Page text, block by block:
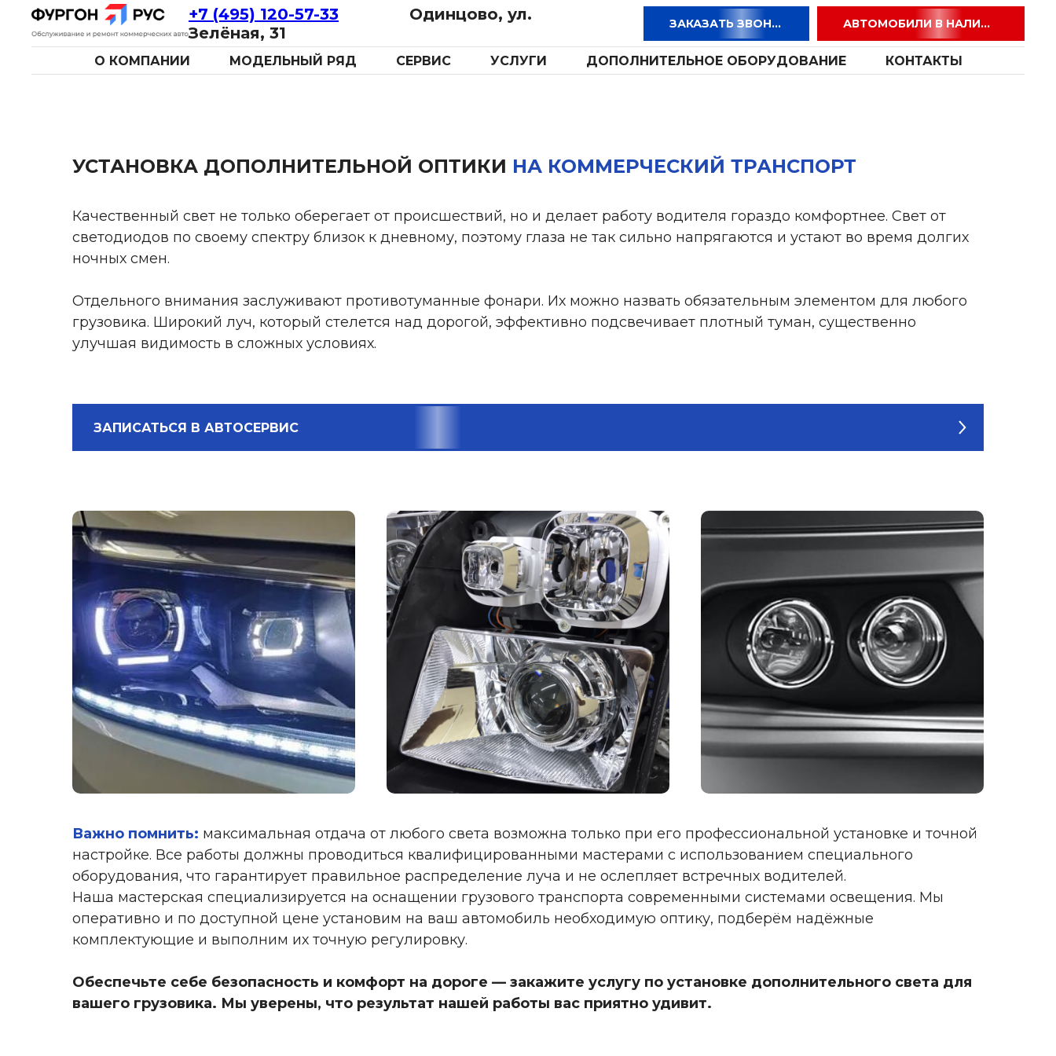
+7 (495) 120-57-33
Одинцово, ул.
Зелёная, 31
ЗАКАЗАТЬ ЗВОНОК АВТОМОБИЛИ В НАЛИЧИИ
О КОМПАНИИ МОДЕЛЬНЫЙ РЯД СЕРВИС УСЛУГИ ДОПОЛНИТЕЛЬНОЕ ОБОРУДОВАНИЕ КОНТАКТЫ
УСТАНОВКА ДОПОЛНИТЕЛЬНОЙ ОПТИКИ НА КОММЕРЧЕСКИЙ ТРАНСПОРТ
Качественный свет не только оберегает от происшествий, но и делает работу водителя гораздо комфортнее. Свет от
светодиодов по своему спектру близок к дневному, поэтому глаза не так сильно напрягаются и устают во время долгих
ночных смен.
Отдельного внимания заслуживают противотуманные фонари. Их можно назвать обязательным элементом для любого
грузовика. Широкий луч, который стелется над дорогой, эффективно подсвечивает плотный туман, существенно
улучшая видимость в сложных условиях.
ЗАПИСАТЬСЯ В АВТОСЕРВИС
Важно помнить: максимальная отдача от любого света возможна только при его профессиональной установке и точной
настройке. Все работы должны проводиться квалифицированными мастерами с использованием специального
оборудования, что гарантирует правильное распределение луча и не ослепляет встречных водителей.
Наша мастерская специализируется на оснащении грузового транспорта современными системами освещения. Мы
оперативно и по доступной цене установим на ваш автомобиль необходимую оптику, подберём надёжные
комплектующие и выполним их точную регулировку.
Обеспечьте себе безопасность и комфорт на дороге — закажите услугу по установке дополнительного света для
вашего грузовика. Мы уверены, что результат нашей работы вас приятно удивит.